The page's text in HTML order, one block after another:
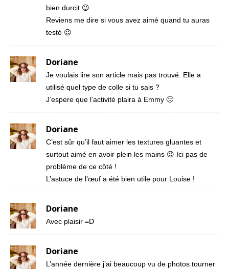
bien durcit 😉
Reviens me dire si vous avez aimé quand tu auras
testé 😉
Doriane
Je voulais lire son article mais pas trouvé. Elle a
utilisé quel type de colle si tu sais ?
J’espere que l’activité plaira à Emmy 🙂
Doriane
C’est sûr qu’il faut aimer les textures gluantes et
surtout aimé en avoir plein les mains 😉 Ici pas de
problème de ce côté !
L’astuce de l’œuf a été bien utile pour Louise !
Doriane
Avec plaisir =D
Doriane
L’année dernière j’ai beaucoup vu de photos tourner